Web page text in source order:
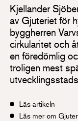
Kjellander
av Gjuteriet för
byggherren
cirkularitet och
en föredömlig
troligen mest
Läs artikeln
Läs mer om